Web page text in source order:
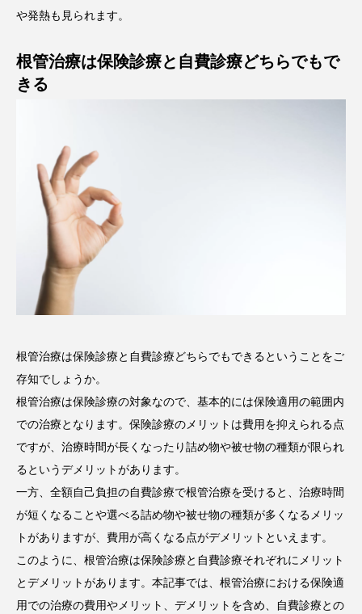
や発熱も見られます。
根管治療は保険診療と自費診療どちらでもで
きる
根管治療は保険診療と自費診療どちらでもできるということをご
存知でしょうか。
根管治療は保険診療の対象なので、基本的には保険適用の範囲内
での治療となります。保険診療のメリットは費用を抑えられる点
ですが、治療時間が長くなったり詰め物や被せ物の種類が限られ
るというデメリットがあります。
一方、全額自己負担の自費診療で根管治療を受けると、治療時間
が短くなることや選べる詰め物や被せ物の種類が多くなるメリッ
トがありますが、費用が高くなる点がデメリットといえます。
このように、根管治療は保険診療と自費診療それぞれにメリット
とデメリットがあります。本記事では、根管治療における保険適
用での治療の費用やメリット、デメリットを含め、自費診療との